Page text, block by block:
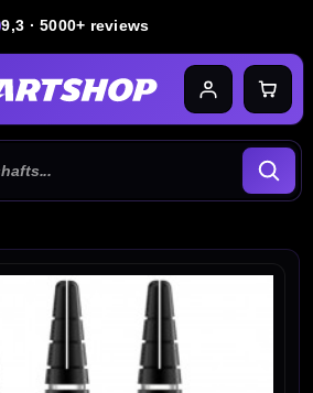
9,3 · 5000+ reviews